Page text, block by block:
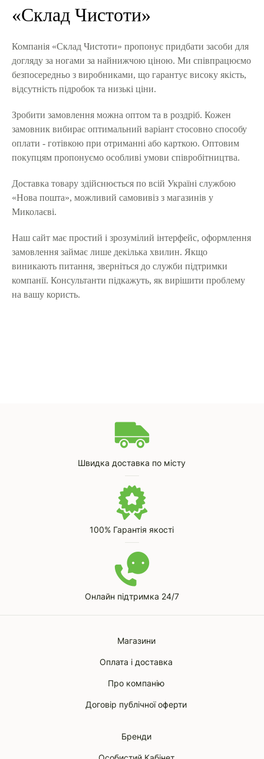
«Склад Чистоти»
Компанія «Склад Чистоти» пропонує придбати засоби для
догляду за ногами за найнижчою ціною. Ми співпрацюємо
безпосередньо з виробниками, що гарантує високу якість,
відсутність підробок та низькі ціни.
Зробити замовлення можна оптом та в роздріб. Кожен
замовник вибирає оптимальний варіант стосовно способу
оплати - готівкою при отриманні або карткою. Оптовим
покупцям пропонуємо особливі умови співробітництва.
Доставка товару здійснюється по всій Україні службою
«Нова пошта», можливий самовивіз з магазинів у
Миколаєві.
Наш сайт має простий і зрозумілий інтерфейс, оформлення
замовлення займає лише декілька хвилин. Якщо
виникають питання, зверніться до служби підтримки
компанії. Консультанти підкажуть, як вирішити проблему
на вашу користь.
Швидка доставка по місту
100% Гарантія якості
Онлайн підтримка 24/7
Магазини
Оплата і доставка
Про компанію
Договір публічної оферти
Бренди